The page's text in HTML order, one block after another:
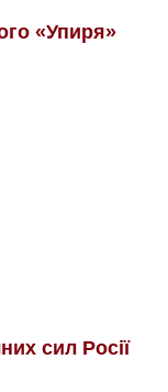
«Упиря»
сил Росії